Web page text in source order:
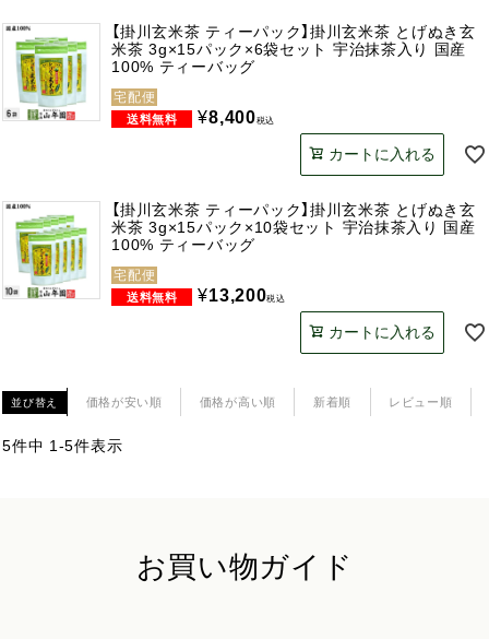
【掛川玄米茶 ティーパック】掛川玄米茶 とげぬき玄
米茶 3g×15パック×6袋セット 宇治抹茶入り 国産
100% ティーバッグ
宅配便
¥8,400税込
カートに入れる
【掛川玄米茶 ティーパック】掛川玄米茶 とげぬき玄
米茶 3g×15パック×10袋セット 宇治抹茶入り 国産
100% ティーバッグ
宅配便
¥13,200税込
カートに入れる
並び替え 価格が安い順 価格が高い順 新着順 レビュー順
5件中 1-5件表示
お買い物ガイド